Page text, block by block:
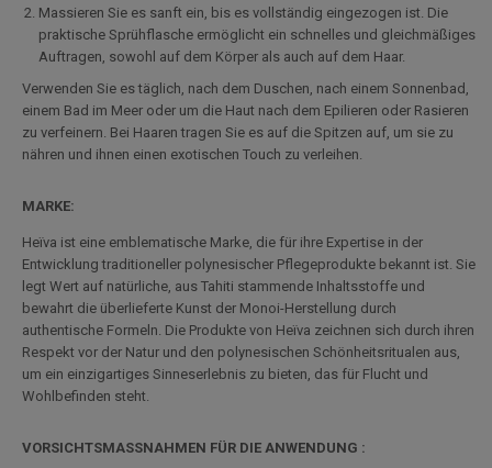
Massieren Sie es sanft ein, bis es vollständig eingezogen ist. Die
praktische Sprühflasche ermöglicht ein schnelles und gleichmäßiges
Auftragen, sowohl auf dem Körper als auch auf dem Haar.
Verwenden Sie es täglich, nach dem Duschen, nach einem Sonnenbad,
einem Bad im Meer oder um die Haut nach dem Epilieren oder Rasieren
zu verfeinern. Bei Haaren tragen Sie es auf die Spitzen auf, um sie zu
nähren und ihnen einen exotischen Touch zu verleihen.
MARKE:
Heïva ist eine emblematische Marke, die für ihre Expertise in der
Entwicklung traditioneller polynesischer Pflegeprodukte bekannt ist. Sie
legt Wert auf natürliche, aus Tahiti stammende Inhaltsstoffe und
bewahrt die überlieferte Kunst der Monoi-Herstellung durch
authentische Formeln. Die Produkte von Heïva zeichnen sich durch ihren
Respekt vor der Natur und den polynesischen Schönheitsritualen aus,
um ein einzigartiges Sinneserlebnis zu bieten, das für Flucht und
Wohlbefinden steht.
VORSICHTSMASSNAHMEN FÜR DIE ANWENDUNG :